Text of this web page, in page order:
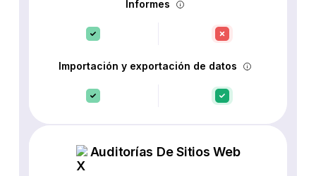
Informes
Importación y exportación de datos
Auditorías De Sitios Web